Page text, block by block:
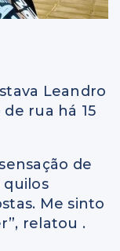
Leandro
rua há 15
de
quilos
Me sinto
relatou .